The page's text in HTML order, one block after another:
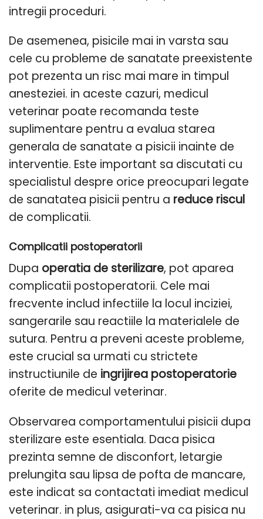
intregii proceduri.
De asemenea, pisicile mai in varsta sau
cele cu probleme de sanatate preexistente
pot prezenta un risc mai mare in timpul
anesteziei. in aceste cazuri, medicul
veterinar poate recomanda teste
suplimentare pentru a evalua starea
generala de sanatate a pisicii inainte de
interventie. Este important sa discutati cu
specialistul despre orice preocupari legate
de sanatatea pisicii pentru a reduce riscul
de complicatii.
Complicatii postoperatorii
Dupa operatia de sterilizare, pot aparea
complicatii postoperatorii. Cele mai
frecvente includ infectiile la locul inciziei,
sangerarile sau reactiile la materialele de
sutura. Pentru a preveni aceste probleme,
este crucial sa urmati cu strictete
instructiunile de ingrijirea postoperatorie
oferite de medicul veterinar.
Observarea comportamentului pisicii dupa
sterilizare este esentiala. Daca pisica
prezinta semne de disconfort, letargie
prelungita sau lipsa de pofta de mancare,
este indicat sa contactati imediat medicul
veterinar. in plus, asigurati-va ca pisica nu